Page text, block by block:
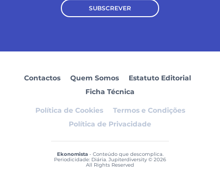
SUBSCREVER
Contactos Quem Somos
Estatuto Editorial
Ficha Técnica
Política de Cookies
Termos e Condições
Política de Privacidade
Ekonomista- Conteúdo que descomplica.
Periodicidade: Diária. Jupiterdiversity © 2026
All Rights Reserved